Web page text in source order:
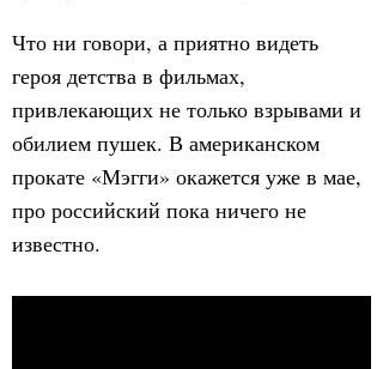
Что ни говори, а приятно видеть
героя детства в фильмах,
привлекающих не только взрывами и
обилием пушек. В американском
прокате «Мэгги» окажется уже в мае,
про российский пока ничего не
известно.